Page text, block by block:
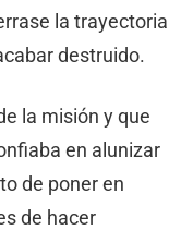
la trayectoria
destruido.
la misión y que
en alunizar
de poner en
de hacer